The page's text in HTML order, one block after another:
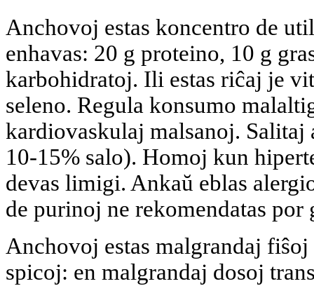
Anchovoj estas koncentro de
enhavas: 20 g proteino, 10 g
karbohidratoj. Ili estas riĉaj je
seleno. Regula konsumo
kardiovaskulaj malsanoj. Salitaj
10-15% salo). Homoj kun
devas limigi. Ankaŭ eblas
de purinoj ne rekomendatas por
Anchovoj estas malgrandaj
spicoj: en malgrandaj dosoj